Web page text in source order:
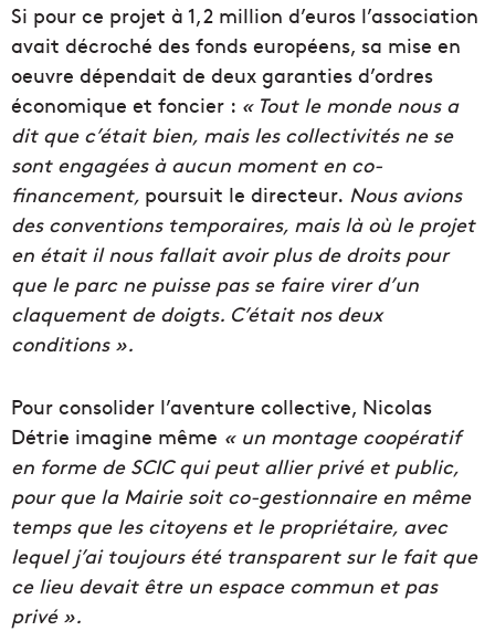
Si pour ce projet à 1,2 million d’euros l’association
avait décroché des fonds européens, sa mise en
oeuvre dépendait de deux garanties d’ordres
économique et foncier : « Tout le monde nous a
dit que c’était bien, mais les collectivités ne se
sont engagées à aucun moment en co-
financement, poursuit le directeur. Nous avions
des conventions temporaires, mais là où le projet
en était il nous fallait avoir plus de droits pour
que le parc ne puisse pas se faire virer d’un
claquement de doigts. C’était nos deux
conditions ».
Pour consolider l’aventure collective, Nicolas
Détrie imagine même « un montage coopératif
en forme de SCIC qui peut allier privé et public,
pour que la Mairie soit co-gestionnaire en même
temps que les citoyens et le propriétaire, avec
lequel j’ai toujours été transparent sur le fait que
ce lieu devait être un espace commun et pas
privé ».